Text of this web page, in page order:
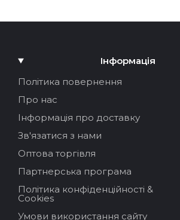
Інформація
Політика повернення
Про нас
Інформація про доставку
Зв'язатися з нами
Оптова торгівля
Партнерська програма
Політика конфіденційності &
Cookies
Умови використання сайту